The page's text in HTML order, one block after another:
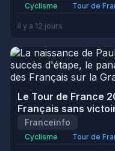
Cyclisme Tour de
il y a 12 jours
Le Tour de France
Français sans
Franceinfo
Cyclisme Tour de